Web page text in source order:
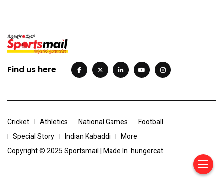
Find us here
Cricket Athletics National Games
Football
Special Story
Indian Kabaddi
More
Copyright © 2025 Sportsmail | Made In hungercat